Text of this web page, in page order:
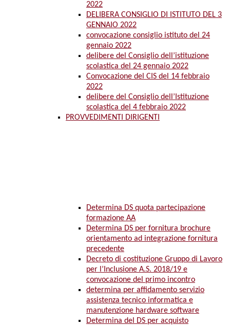
2022
DELIBERA CONSIGLIO DI ISTITUTO DEL 3
GENNAIO 2022
convocazione consiglio istituto del 24
gennaio 2022
delibere del Consiglio dell’istituzione
scolastica del 24 gennaio 2022
Convocazione del CIS del 14 febbraio
2022
delibere del Consiglio dell’Istituzione
scolastica del 4 febbraio 2022
PROVVEDIMENTI DIRIGENTI
Determina DS quota partecipazione
formazione AA
Determina DS per fornitura brochure
orientamento ad integrazione fornitura
precedente
Decreto di costituzione Gruppo di Lavoro
per l’Inclusione A.S. 2018/19 e
convocazione del primo incontro
determina per affidamento servizio
assistenza tecnico informatica e
manutenzione hardware software
Determina del DS per acquisto